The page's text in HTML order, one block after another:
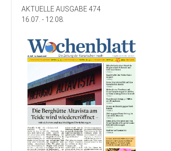
AKTUELLE AUSGABE 474
16.07. - 12.08.